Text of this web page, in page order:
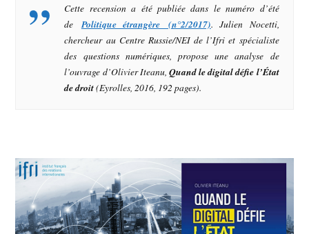
Cette recension a été publiée dans le numéro d’été
dePolitique étrangère (n°2/2017). Julien Nocetti,
chercheur au Centre Russie/NEI de l’Ifri et spécialiste
des questions numériques, propose une analyse de
l’ouvrage d’Olivier Iteanu, Quand le digital défie l’État
de droit(Eyrolles, 2016, 192 pages).